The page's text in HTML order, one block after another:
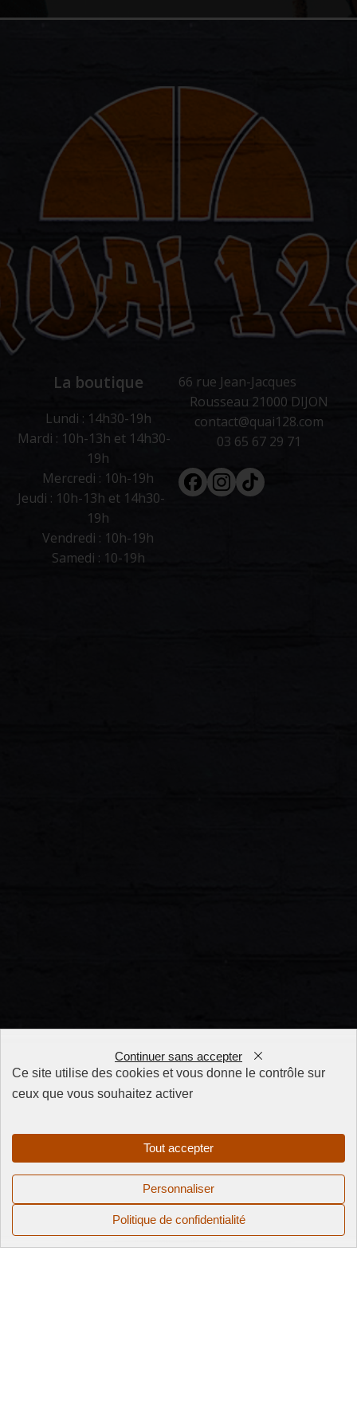
La boutique
Lundi : 14h30-19h
Mardi : 10h-13h et 14h30-
19h
Mercredi : 10h-19h
Jeudi : 10h-13h et 14h30-
19h
Vendredi : 10h-19h
Samedi : 10-19h
66 rue Jean-Jacques
Rousseau 21000 DIJON
contact@quai128.com
03 65 67 29 71
FacebookInstagram
Tiktok
Mentions
légales
Politique de
confidentialité
Ce site utilise des cookies et vous donne le contrôle sur
ceux que vous souhaitez activer
Tout accepter
Continuer sans accepter
Personnaliser
Politique de confidentialité